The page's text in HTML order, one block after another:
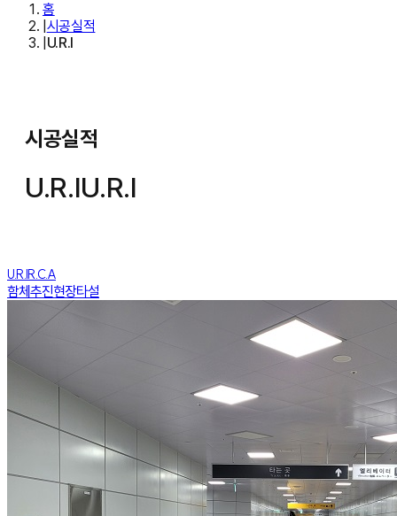
홈
시공실적
U.R.I
시공실적
U.R.IU.R.I
U.R.IR.C.A
함체추진현장타설